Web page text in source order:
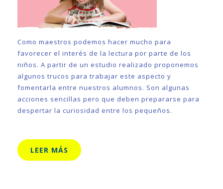
Como maestros podemos hacer mucho para
favorecer el interés de la lectura por parte de los
niños. A partir de un estudio realizado proponemos
algunos trucos para trabajar este aspecto y
fomentarla entre nuestros alumnos. Son algunas
acciones sencillas pero que deben prepararse para
despertar la curiosidad entre los pequeños.
LEER MÁS